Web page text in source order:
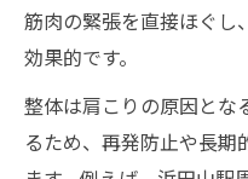
筋肉の緊張を直接ほぐし
効果的です。
整体は肩こりの原因とな
るため、再発防止や長期